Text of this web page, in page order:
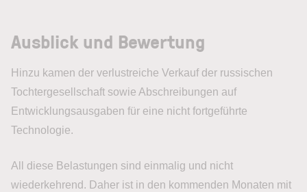
Ausblick und Bewertung
Hinzu kamen der verlustreiche Verkauf der russischen
Tochtergesellschaft sowie Abschreibungen auf
Entwicklungsausgaben für eine nicht fortgeführte
Technologie.
All diese Belastungen sind einmalig und nicht
wiederkehrend. Daher ist in den kommenden Monaten mit